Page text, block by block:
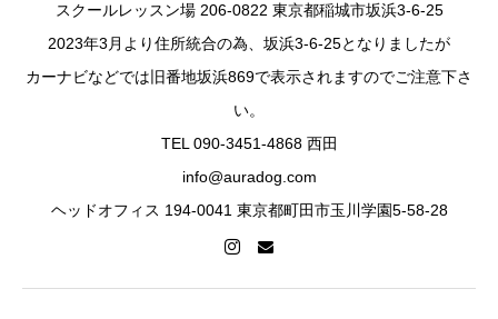
スクールレッスン場 206-0822 東京都稲城市坂浜3-6-25
2023年3月より住所統合の為、坂浜3-6-25となりましたが
カーナビなどでは旧番地坂浜869で表示されますのでご注意下さ
い。
TEL 090-3451-4868 西田
info@auradog.com
ヘッドオフィス 194-0041 東京都町田市玉川学園5-58-28